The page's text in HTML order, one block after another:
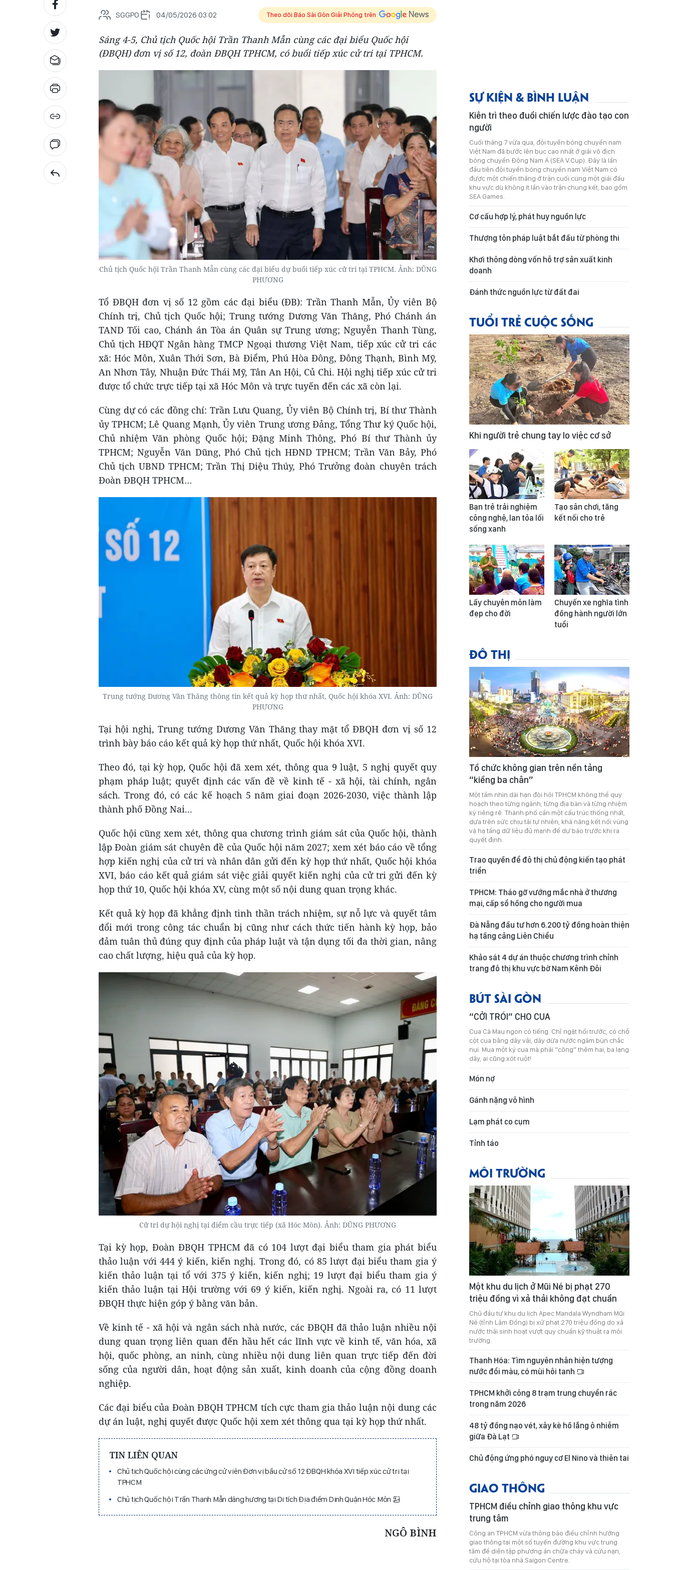
SGGPO 04/05/2026 03:02 Theo dõi Báo Sài Gòn Giải Phóng trên
Sáng 4-5, Chủ tịch Quốc hội Trần Thanh Mẫn cùng các đại biểu Quốc hội
(ĐBQH) đơn vị số 12, đoàn ĐBQH TPHCM, có buổi tiếp xúc cử tri tại TPHCM.
Chủ tịch Quốc hội Trần Thanh Mẫn cùng các đại biểu dự buổi tiếp xúc cử tri tại TPHCM. Ảnh: DŨNG
PHƯƠNG
Tổ ĐBQH đơn vị số 12 gồm các đại biểu (ĐB): Trần Thanh Mẫn, Ủy viên Bộ
Chính trị, Chủ tịch Quốc hội; Trung tướng Dương Văn Thăng, Phó Chánh án
TAND Tối cao, Chánh án Tòa án Quân sự Trung ương; Nguyễn Thanh Tùng,
Chủ tịch HĐQT Ngân hàng TMCP Ngoại thương Việt Nam, tiếp xúc cử tri các
xã: Hóc Môn, Xuân Thới Sơn, Bà Điểm, Phú Hòa Đông, Đông Thạnh, Bình Mỹ,
An Nhơn Tây, Nhuận Đức Thái Mỹ, Tân An Hội, Củ Chi. Hội nghị tiếp xúc cử tri
được tổ chức trực tiếp tại xã Hóc Môn và trực tuyến đến các xã còn lại.
Cùng dự có các đồng chí: Trần Lưu Quang, Ủy viên Bộ Chính trị, Bí thư Thành
ủy TPHCM; Lê Quang Mạnh, Ủy viên Trung ương Đảng, Tổng Thư ký Quốc hội,
Chủ nhiệm Văn phòng Quốc hội; Đặng Minh Thông, Phó Bí thư Thành ủy
TPHCM; Nguyễn Văn Dũng, Phó Chủ tịch HĐND TPHCM; Trần Văn Bảy, Phó
Chủ tịch UBND TPHCM; Trần Thị Diệu Thúy, Phó Trưởng đoàn chuyên trách
Đoàn ĐBQH TPHCM…
Trung tướng Dương Văn Thăng thông tin kết quả kỳ họp thứ nhất, Quốc hội khóa XVI. Ảnh: DŨNG
PHƯƠNG
Tại hội nghị, Trung tướng Dương Văn Thăng thay mặt tổ ĐBQH đơn vị số 12
trình bày báo cáo kết quả kỳ họp thứ nhất, Quốc hội khóa XVI.
Theo đó, tại kỳ họp, Quốc hội đã xem xét, thông qua 9 luật, 5 nghị quyết quy
phạm pháp luật; quyết định các vấn đề về kinh tế - xã hội, tài chính, ngân
sách. Trong đó, có các kế hoạch 5 năm giai đoạn 2026-2030, việc thành lập
thành phố Đồng Nai...
Quốc hội cũng xem xét, thông qua chương trình giám sát của Quốc hội, thành
lập Đoàn giám sát chuyên đề của Quốc hội năm 2027; xem xét báo cáo về tổng
hợp kiến nghị của cử tri và nhân dân gửi đến kỳ họp thứ nhất, Quốc hội khóa
XVI, báo cáo kết quả giám sát việc giải quyết kiến nghị của cử tri gửi đến kỳ
họp thứ 10, Quốc hội khóa XV, cùng một số nội dung quan trọng khác.
Kết quả kỳ họp đã khẳng định tinh thần trách nhiệm, sự nỗ lực và quyết tâm
đổi mới trong công tác chuẩn bị cũng như cách thức tiến hành kỳ họp, bảo
đảm tuân thủ đúng quy định của pháp luật và tận dụng tối đa thời gian, nâng
cao chất lượng, hiệu quả của kỳ họp.
Cử tri dự hội nghị tại điểm cầu trực tiếp (xã Hóc Môn). Ảnh: DŨNG PHƯƠNG
Tại kỳ họp, Đoàn ĐBQH TPHCM đã có 104 lượt đại biểu tham gia phát biểu
thảo luận với 444 ý kiến, kiến nghị. Trong đó, có 85 lượt đại biểu tham gia ý
kiến thảo luận tại tổ với 375 ý kiến, kiến nghị; 19 lượt đại biểu tham gia ý
kiến thảo luận tại Hội trường với 69 ý kiến, kiến nghị. Ngoài ra, có 11 lượt
ĐBQH thực hiện góp ý bằng văn bản.
Về kinh tế - xã hội và ngân sách nhà nước, các ĐBQH đã thảo luận nhiều nội
dung quan trọng liên quan đến hầu hết các lĩnh vực về kinh tế, văn hóa, xã
hội, quốc phòng, an ninh, cùng nhiều nội dung liên quan trực tiếp đến đời
sống của người dân, hoạt động sản xuất, kinh doanh của cộng đồng doanh
nghiệp.
Các đại biểu của Đoàn ĐBQH TPHCM tích cực tham gia thảo luận nội dung các
dự án luật, nghị quyết được Quốc hội xem xét thông qua tại kỳ họp thứ nhất.
TIN LIÊN QUAN
Chủ tịch Quốc hội cùng các ứng cử viên Đơn vị bầu cử số 12 ĐBQH khóa XVI tiếp xúc cử tri tại
TPHCM
Chủ tịch Quốc hội Trần Thanh Mẫn dâng hương tại Di tích Địa điểm Dinh Quận Hóc Môn
NGÔ BÌNH
SỰ KIỆN & BÌNH LUẬN
Kiên trì theo đuổi chiến lược đào tạo con
người
Cuối tháng 7 vừa qua, đội tuyển bóng chuyền nam
Việt Nam đã bước lên bục cao nhất ở giải vô địch
bóng chuyền Đông Nam Á (SEA V.Cup). Đây là lần
đầu tiên đội tuyển bóng chuyền nam Việt Nam có
được một chiến thắng ở trận cuối cùng một giải đấu
khu vực dù không ít lần vào trận chung kết, bao gồm
SEA Games.
Cơ cấu hợp lý, phát huy nguồn lực
Thượng tôn pháp luật bắt đầu từ phòng thi
Khơi thông dòng vốn hỗ trợ sản xuất kinh
doanh
Đánh thức nguồn lực từ đất đai
TUỔI TRẺ CUỘC SỐNG
Khi người trẻ chung tay lo việc cơ sở
Bạn trẻ trải nghiệm
công nghệ, lan tỏa lối
sống xanh
Tạo sân chơi, tăng
kết nối cho trẻ
Lấy chuyên môn làm
đẹp cho đời
Chuyến xe nghĩa tình
đồng hành người lớn
tuổi
ĐÔ THỊ
Tổ chức không gian trên nền tảng
“kiềng ba chân”
Một tầm nhìn dài hạn đòi hỏi TPHCM không thể quy
hoạch theo từng ngành, từng địa bàn và từng nhiệm
kỳ riêng rẽ. Thành phố cần một cấu trúc thống nhất,
dựa trên sức chịu tải tự nhiên, khả năng kết nối vùng
và hạ tầng dữ liệu đủ mạnh để dự báo trước khi ra
quyết định.
Trao quyền để đô thị chủ động kiến tạo phát
triển
TPHCM: Tháo gỡ vướng mắc nhà ở thương
mại, cấp sổ hồng cho người mua
Đà Nẵng đầu tư hơn 6.200 tỷ đồng hoàn thiện
hạ tầng cảng Liên Chiểu
Khảo sát 4 dự án thuộc chương trình chỉnh
trang đô thị khu vực bờ Nam Kênh Đôi
BÚT SÀI GÒN
“CỞI TRÓI” CHO CUA
Cua Cà Mau ngon có tiếng. Chỉ ngặt hồi trước, có chỗ
cột cua bằng dây vải, dây dừa nước ngâm bùn chắc
nụi. Mua một ký cua mà phải “cõng” thêm hai, ba lạng
dây, ai cũng xót ruột!
Món nợ
Gánh nặng vô hình
Lạm phát co cụm
Tỉnh táo
MÔI TRƯỜNG
Một khu du lịch ở Mũi Né bị phạt 270
triệu đồng vì xả thải không đạt chuẩn
Chủ đầu tư khu du lịch Apec Mandala Wyndham Mũi
Né (tỉnh Lâm Đồng) bị xử phạt 270 triệu đồng do xả
nước thải sinh hoạt vượt quy chuẩn kỹ thuật ra môi
trường.
Thanh Hóa: Tìm nguyên nhân hiện tượng
nước đổi màu, có mùi hôi tanh
TPHCM khởi công 8 trạm trung chuyển rác
trong năm 2026
48 tỷ đồng nạo vét, xây kè hồ lắng ô nhiễm
giữa Đà Lạt
Chủ động ứng phó nguy cơ El Nino và thiên tai
GIAO THÔNG
TPHCM điều chỉnh giao thông khu vực
trung tâm
Công an TPHCM vừa thông báo điều chỉnh hướng
giao thông tại một số tuyến đường khu vực trung
tâm để diễn tập phương án chữa cháy và cứu nạn,
cứu hộ tại tòa nhà Saigon Centre.